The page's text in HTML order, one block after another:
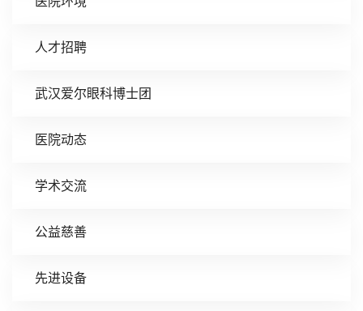
人才招聘
武汉爱尔眼科博士团
医院动态
学术交流
公益慈善
先进设备